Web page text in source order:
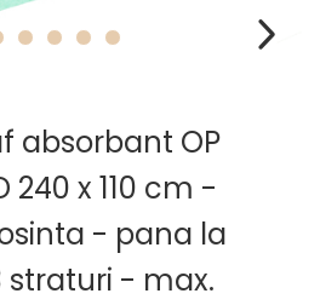
absorbant OP
240 x 110 cm -
- pana la
straturi - max.